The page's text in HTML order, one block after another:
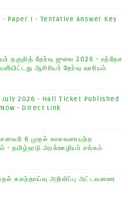
- Paper I - Tentative Answer Key
தகுதித் தேர்வு ஜுலை 2026 - உத்தேச
ஆசிரியர் தேர்வு வாரியம்
July 2026 - Hall Ticket Published
- Direct Link
சனவரி 6 முதல் காலவரையற்ற
- தமிழ்நாடு அரசு்ஊழியர் சங்கம்
கலந்தாய்வு அறிவிப்பு அட்டவனண